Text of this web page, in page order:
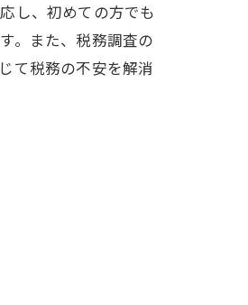
し、初めての方でも
。また、税務調査の
て税務の不安を解消